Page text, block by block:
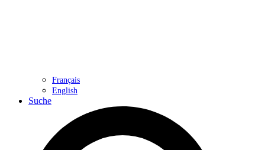
Français
English
Suche